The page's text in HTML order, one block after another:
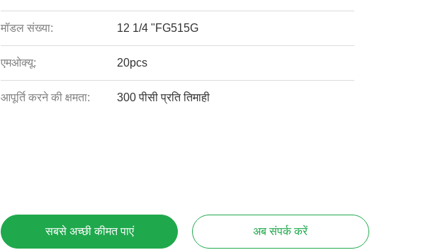
मॉडल संख्या: 12 1/4 "FG515G
एमओक्यू: 20pcs
आपूर्ति करने की क्षमता: 300 पीसी प्रति तिमाही
सबसे अच्छी कीमत पाएं अब संपर्क करें